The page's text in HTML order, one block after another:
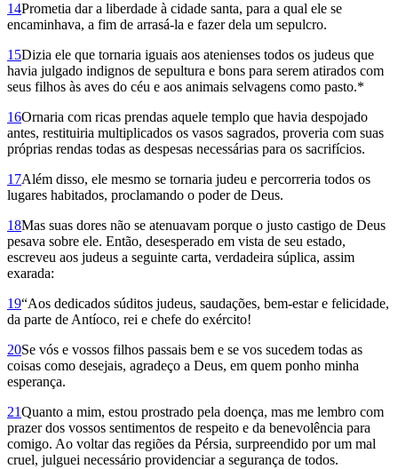
14Prometia dar a liberdade à cidade santa, para a qual ele se
encaminhava, a fim de arrasá-la e fazer dela um sepulcro.
15Dizia ele que tornaria iguais aos atenienses todos os judeus que
havia julgado indignos de sepultura e bons para serem atirados com
seus filhos às aves do céu e aos animais selvagens como pasto.*
16Ornaria com ricas prendas aquele templo que havia despojado
antes, restituiria multiplicados os vasos sagrados, proveria com suas
próprias rendas todas as despesas necessárias para os sacrifícios.
17Além disso, ele mesmo se tornaria judeu e percorreria todos os
lugares habitados, proclamando o poder de Deus.
18Mas suas dores não se atenuavam porque o justo castigo de Deus
pesava sobre ele. Então, desesperado em vista de seu estado,
escreveu aos judeus a seguinte carta, verdadeira súplica, assim
exarada:
19“Aos dedicados súditos judeus, saudações, bem-estar e felicidade,
da parte de Antíoco, rei e chefe do exército!
20Se vós e vossos filhos passais bem e se vos sucedem todas as
coisas como desejais, agradeço a Deus, em quem ponho minha
esperança.
21Quanto a mim, estou prostrado pela doença, mas me lembro com
prazer dos vossos sentimentos de respeito e da benevolência para
comigo. Ao voltar das regiões da Pérsia, surpreendido por um mal
cruel, julguei necessário providenciar a segurança de todos.